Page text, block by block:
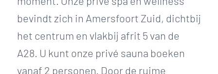
bevindt zich in Amersfoort Zuid, dichtbij
het centrum en vlakbij afrit 5 van de
A28. U kunt onze privé sauna boeken
vanaf 2 personen. Door de ruime